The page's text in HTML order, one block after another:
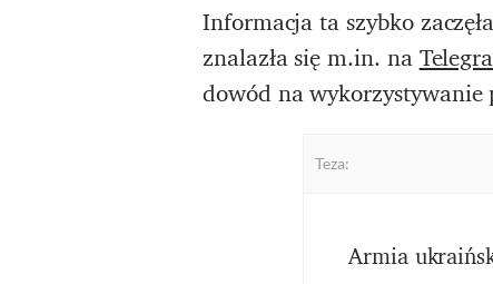
Informacja ta szybko
znalazła się m.in. na
dowód na
Teza:
Armia